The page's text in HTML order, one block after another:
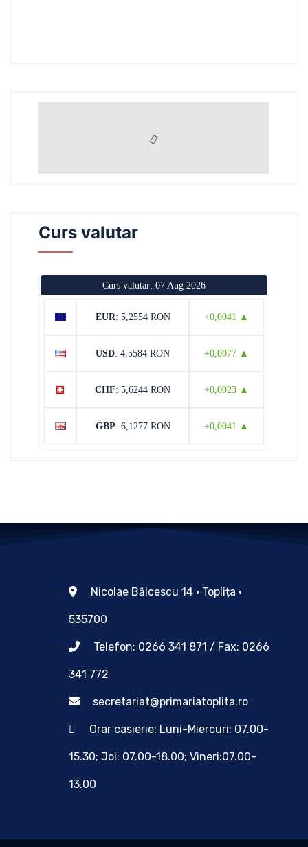
Curs valutar
Curs valutar: 07 Aug 2026
EUR: 5,2554 RON +0,0041 ▲
USD: 4,5584 RON +0,0077 ▲
CHF: 5,6244 RON +0,0023 ▲
GBP: 6,1277 RON +0,0041 ▲
Nicolae Bălcescu 14 • Toplița •
535700
Telefon: 0266 341 871 / Fax: 0266
341 772
secretariat@primariatoplita.ro
Orar casierie: Luni-Miercuri: 07.00-
15.30; Joi: 07.00-18.00; Vineri:07.00-
13.00